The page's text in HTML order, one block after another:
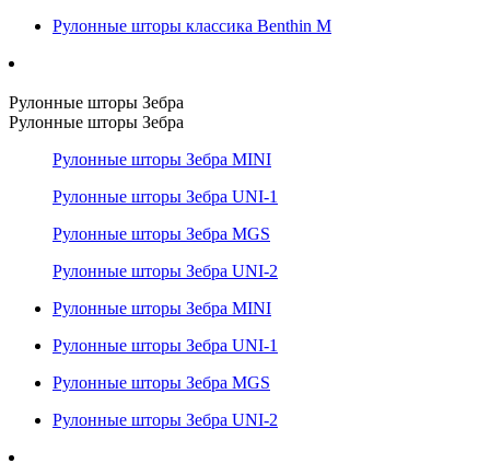
Рулонные шторы классика Benthin M
Рулонные шторы Зебра
Рулонные шторы Зебра
Рулонные шторы Зебра MINI
Рулонные шторы Зебра UNI-1
Рулонные шторы Зебра MGS
Рулонные шторы Зебра UNI-2
Рулонные шторы Зебра MINI
Рулонные шторы Зебра UNI-1
Рулонные шторы Зебра MGS
Рулонные шторы Зебра UNI-2